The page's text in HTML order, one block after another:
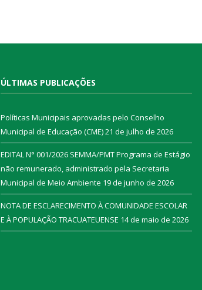
ÚLTIMAS PUBLICAÇÕES
Políticas Municipais aprovadas pelo Conselho
Municipal de Educação (CME)21 de julho de 2026
EDITAL N° 001/2026 SEMMA/PMT Programa de Estágio
não remunerado, administrado pela Secretaria
Municipal de Meio Ambiente 19 de junho de 2026
NOTA DE ESCLARECIMENTO À COMUNIDADE ESCOLAR
E À POPULAÇÃO TRACUATEUENSE 14 de maio de 2026